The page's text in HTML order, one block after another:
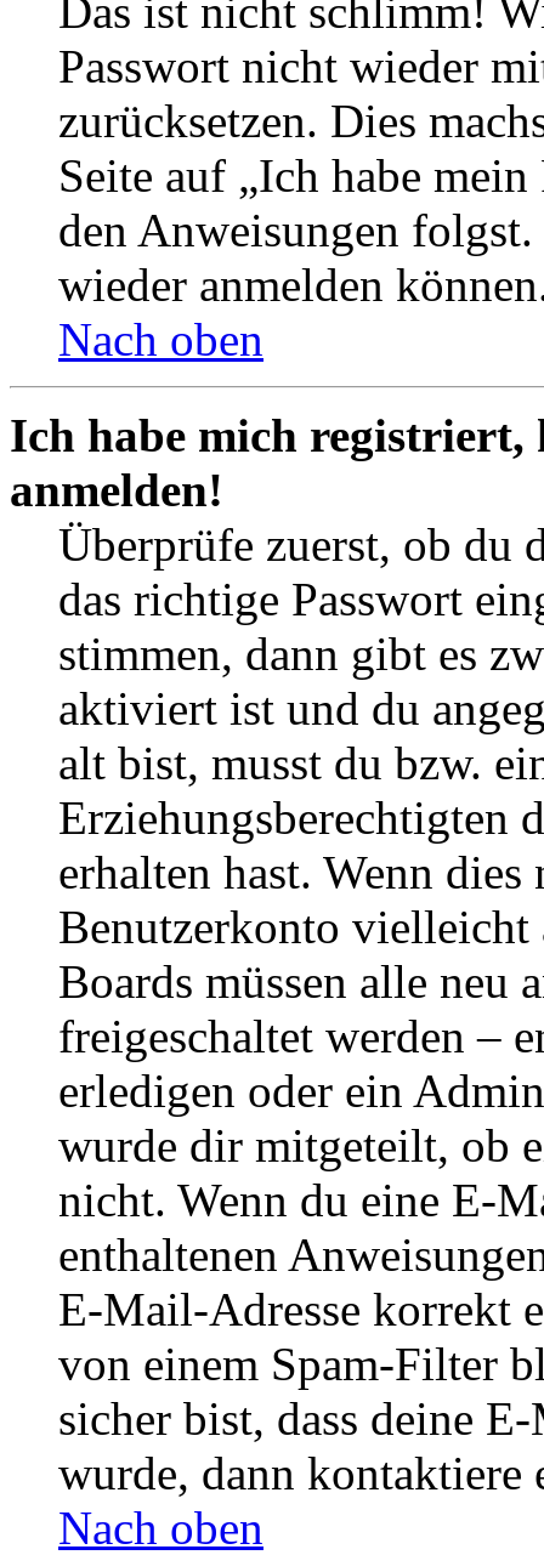
Das ist nicht schlimm!
Passwort nicht wieder
zurücksetzen. Dies
Seite auf „Ich habe
den Anweisungen
wieder anmelden
Nach oben
Ich habe mich
anmelden!
Überprüfe zuerst, ob du
das richtige Passwort
stimmen, dann gibt es
aktiviert ist und du
alt bist, musst du bzw.
Erziehungsberechtigten
erhalten hast. Wenn
Benutzerkonto
Boards müssen alle neu
freigeschaltet werden –
erledigen oder ein
wurde dir mitgeteilt, ob
nicht. Wenn du eine E-
enthaltenen
E-Mail-Adresse korrekt
von einem Spam-Filter
sicher bist, dass deine
wurde, dann kontaktiere
Nach oben